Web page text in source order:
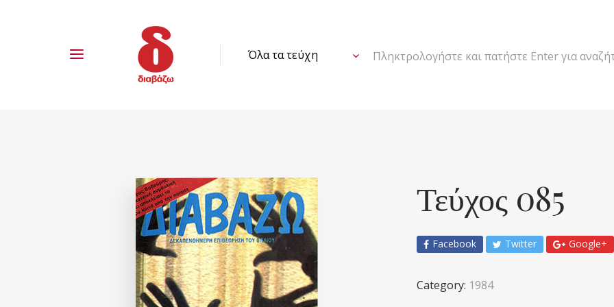
Πληκτρολογήστε και πατήστε Enter για
Τεύχος 085
Facebook Twitter Google+
Category: 1984